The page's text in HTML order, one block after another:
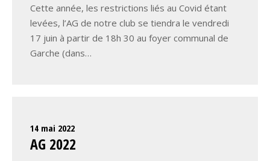
Cette année, les restrictions liés au Covid étant
levées, l’AG de notre club se tiendra le vendredi
17 juin à partir de 18h 30 au foyer communal de
Garche (dans…
14 mai 2022
AG 2022